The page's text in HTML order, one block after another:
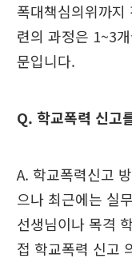
폭대책심의위까
련의 과정은 1~3
문입니다.
Q. 학교폭력 신고
A. 학교폭력신고
으나 최근에는 실
선생님이나 목격
접 학교폭력 신고